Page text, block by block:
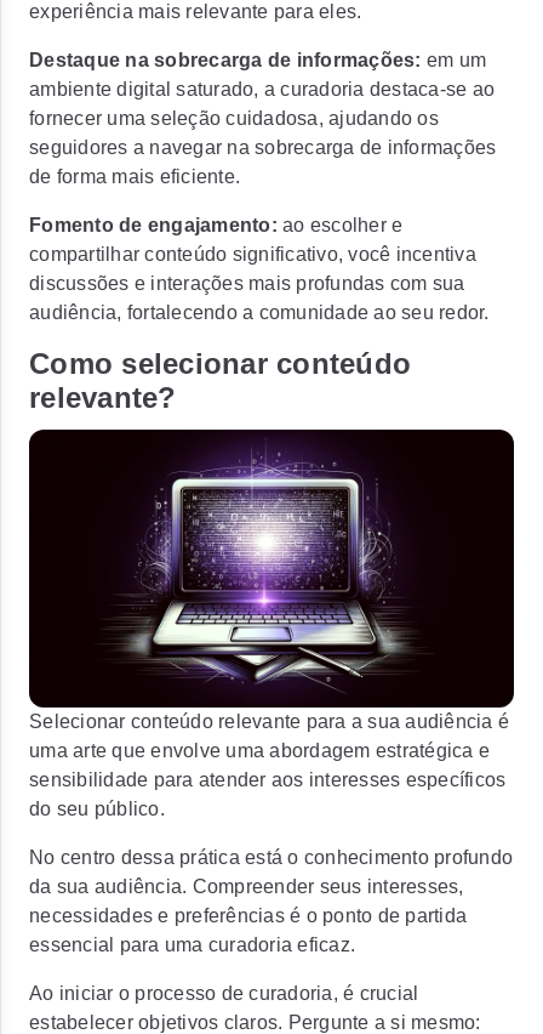
experiência mais relevante para eles.
Destaque na sobrecarga de informações: em um
ambiente digital saturado, a curadoria destaca-se ao
fornecer uma seleção cuidadosa, ajudando os
seguidores a navegar na sobrecarga de informações
de forma mais eficiente.
Fomento de engajamento: ao escolher e
compartilhar conteúdo significativo, você incentiva
discussões e interações mais profundas com sua
audiência, fortalecendo a comunidade ao seu redor.
Como selecionar conteúdo
relevante?
Selecionar conteúdo relevante para a sua audiência é
uma arte que envolve uma abordagem estratégica e
sensibilidade para atender aos interesses específicos
do seu público.
No centro dessa prática está o conhecimento profundo
da sua audiência. Compreender seus interesses,
necessidades e preferências é o ponto de partida
essencial para uma curadoria eficaz.
Ao iniciar o processo de curadoria, é crucial
estabelecer objetivos claros. Pergunte a si mesmo: